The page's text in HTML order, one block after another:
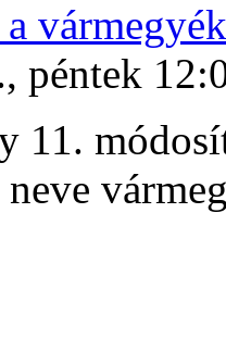
vármegyék
péntek
11.